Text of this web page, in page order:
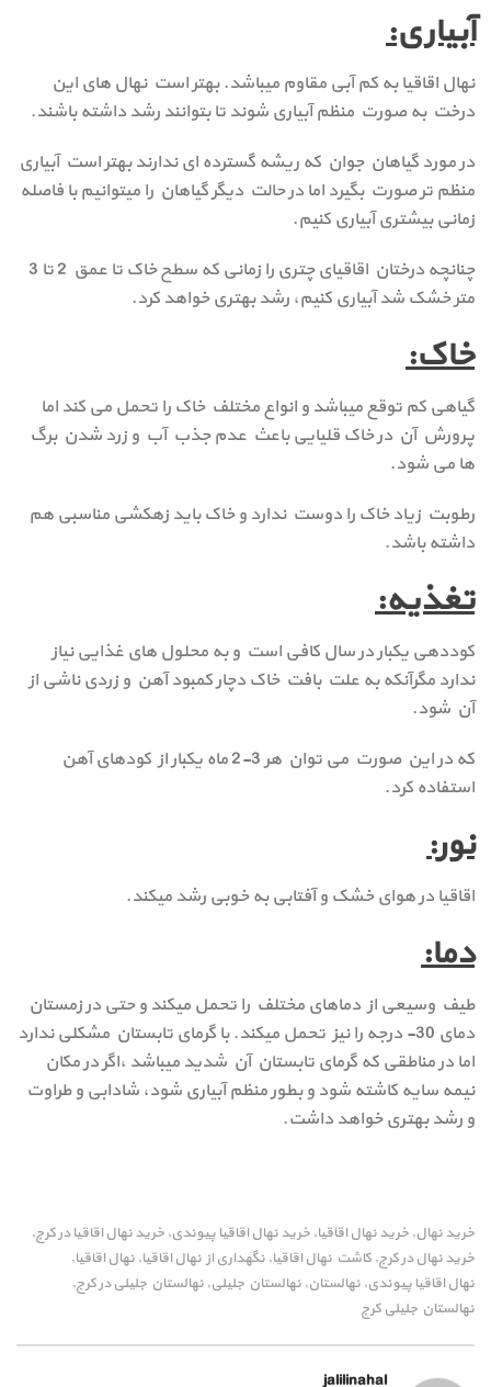
آبیاری:
نهال اقاقیا به کم آبی مقاوم میباشد. بهتر است نهال های این
درخت به صورت منظم آبیاری شوند تا بتوانند رشد داشته باشند.
در مورد گیاهان جوان که ریشه گسترده ای ندارند بهتر است آبیاری
منظم تر صورت بگیرد اما در حالت دیگر گیاهان را میتوانیم با فاصله
زمانی بیشتری آبیاری کنیم.
چنانچه درختان اقاقیای چتری را زمانی که سطح خاک تا عمق 2 تا 3
متر خشک شد آبیاری کنیم، رشد بهتری خواهد کرد.
خاک:
گیاهی کم توقع میباشد و انواع مختلف خاک را تحمل می کند اما
پرورش آن در خاک قلیایی باعث عدم جذب آب و زرد شدن برگ
ها می شود.
رطوبت زیاد خاک را دوست ندارد و خاک باید زهکشی مناسبی هم
داشته باشد.
تغذیه:
کوددهی یکبار در سال کافی است و به محلول های غذایی نیاز
ندارد مگرآنکه به علت بافت خاک دچار کمبود آهن و زردی ناشی از
آن شود.
که در این صورت می توان هر 3-2 ماه یکبار از کودهای آهن
استفاده کرد.
نور:
اقاقیا در هوای خشک و آفتابی به خوبی رشد میکند.
دما:
طیف وسیعی از دماهای مختلف را تحمل میکند و حتی در زمستان
دمای 30- درجه را نیز تحمل میکند. با گرمای تابستان مشکلی ندارد
اما در مناطقی که گرمای تابستان آن شدید میباشد ،اگر در مکان
نیمه سایه کاشته شود و بطور منظم آبیاری شود، شادابی و طراوت
و رشد بهتری خواهد داشت.
خرید نهال, خرید نهال اقاقیا, خرید نهال اقاقیا پیوندی, خرید نهال اقاقیا در کرج,
خرید نهال در کرج, کاشت نهال اقاقیا, نگهداری از نهال اقاقیا, نهال اقاقیا,
نهال اقاقیا پیوندی, نهالستان, نهالستان جلیلی, نهالستان جلیلی در کرج,
نهالستان جلیلی کرج
jalilinahal